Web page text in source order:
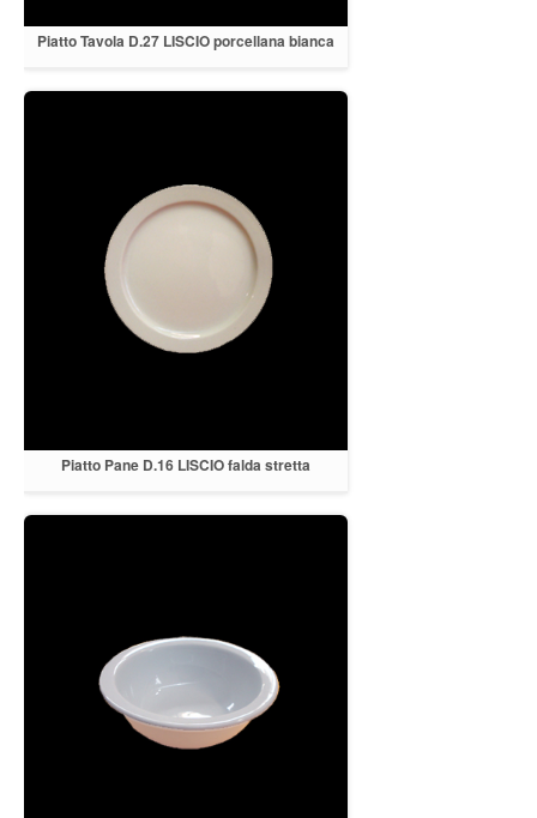
Piatto Tavola D.27 LISCIO porcellana bianca
Piatto Pane D.16 LISCIO falda stretta